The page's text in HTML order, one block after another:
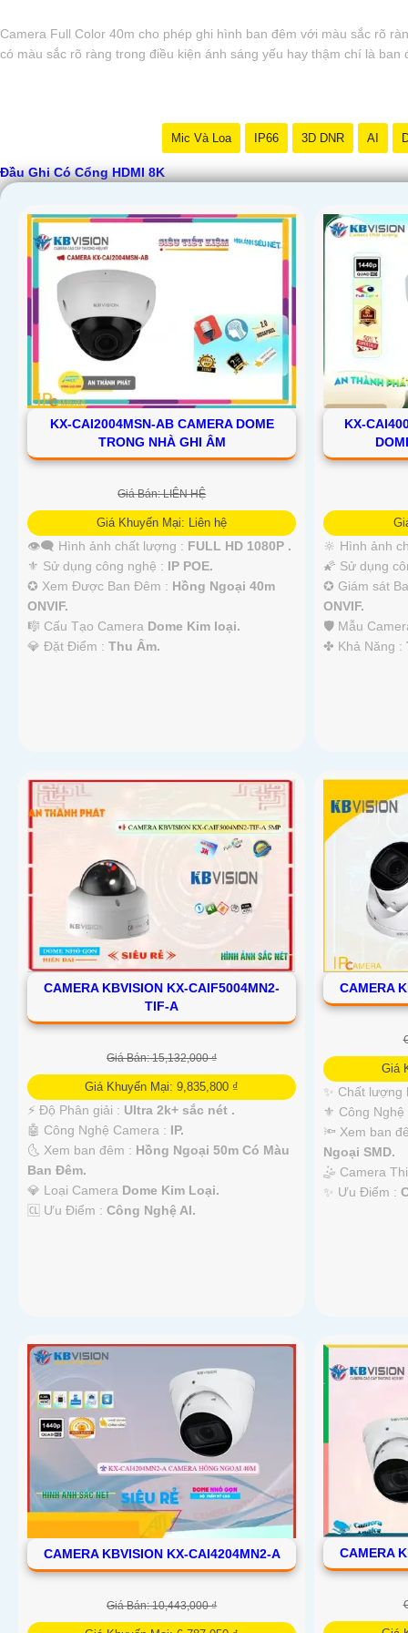
Camera Full Color 40m cho phép ghi hình ban đêm với màu sắc rõ
có màu sắc rõ ràng trong điều kiện ánh sáng yếu hay thậm chí là ban
Mic Và Loa IP66 3D DNR AI
Đầu Ghi Có Cổng HDMI 8K
KX-CAI2004MSN-AB CAMERA DOME
TRONG NHÀ GHI ÂM
Giá Bán: LIÊN HỆ
Giá Khuyến Mại: Liên hệ
👁️‍🗨 Hình ảnh chất lượng : FULL HD 1080P .
⚜️ Sử dụng công nghệ : IP POE.
✪ Xem Được Ban Đêm : Hồng Ngoại 40m
ONVIF.
🎼️ Cấu Tạo Camera Dome Kim loại.
️💎 Đặt Điểm : Thu Âm.
KX-
🔆 Hình ảnh
🌠 Sử dụng
✪ Giám sát
ONVIF.
🛡 Mẫu
️✤ Khả Năng :
CAMERA KBVISION KX-CAIF5004MN2-
TIF-A
Giá Bán: 15,132,000 ₫
Giá Khuyến Mại: 9,835,800 ₫
️⚡ Độ Phân giải : Ultra 2k+ sắc nét .
🤖️ Công Nghệ Camera : IP.
🌜 Xem ban đêm : Hồng Ngoại 50m Có Màu
Ban Đêm.
💎 Loại Camera Dome Kim Loại.
️🆑 Ưu Điểm : Công Nghệ AI.
CAMERA
Giá
✨ Chất
⚜️ Công
🔦 Xem ban
Ngoại SMD.
🤹 Camera
️✨ Ưu Điểm :
CAMERA KBVISION KX-CAI4204MN2-A
Giá Bán: 10,443,000 ₫
CAMERA